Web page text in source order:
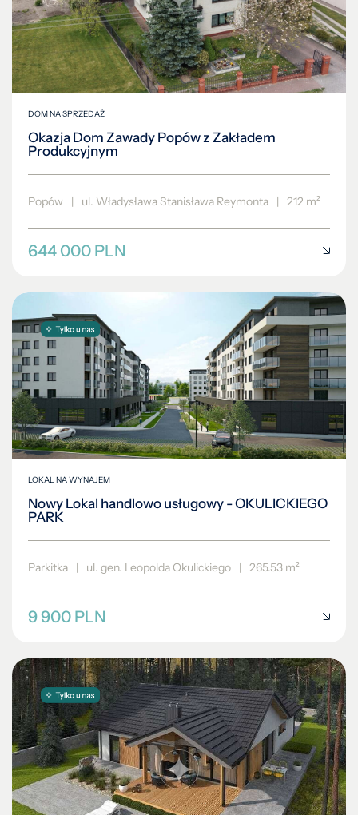
DOM NA SPRZEDAŻ
Okazja Dom Zawady Popów z Zakładem
Produkcyjnym
Popów | ul. Władysława Stanisława Reymonta | 212 m²
644 000 PLN
LOKAL NA WYNAJEM
Nowy Lokal handlowo usługowy - OKULICKIEGO
PARK
Parkitka | ul. gen. Leopolda Okulickiego | 265.53 m²
9 900 PLN